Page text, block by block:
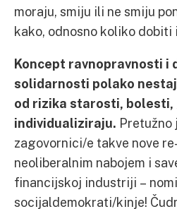
moraju, smiju ili ne smiju
kako, odnosno koliko
Koncept ravnopravnosti i
solidarnosti polako
od rizika starosti, bolesti,
individualiziraju. Pretužno
zagovornici/e takve nove
neoliberalnim nabojem i
financijskoj industriji –
socijaldemokrati/kinje!